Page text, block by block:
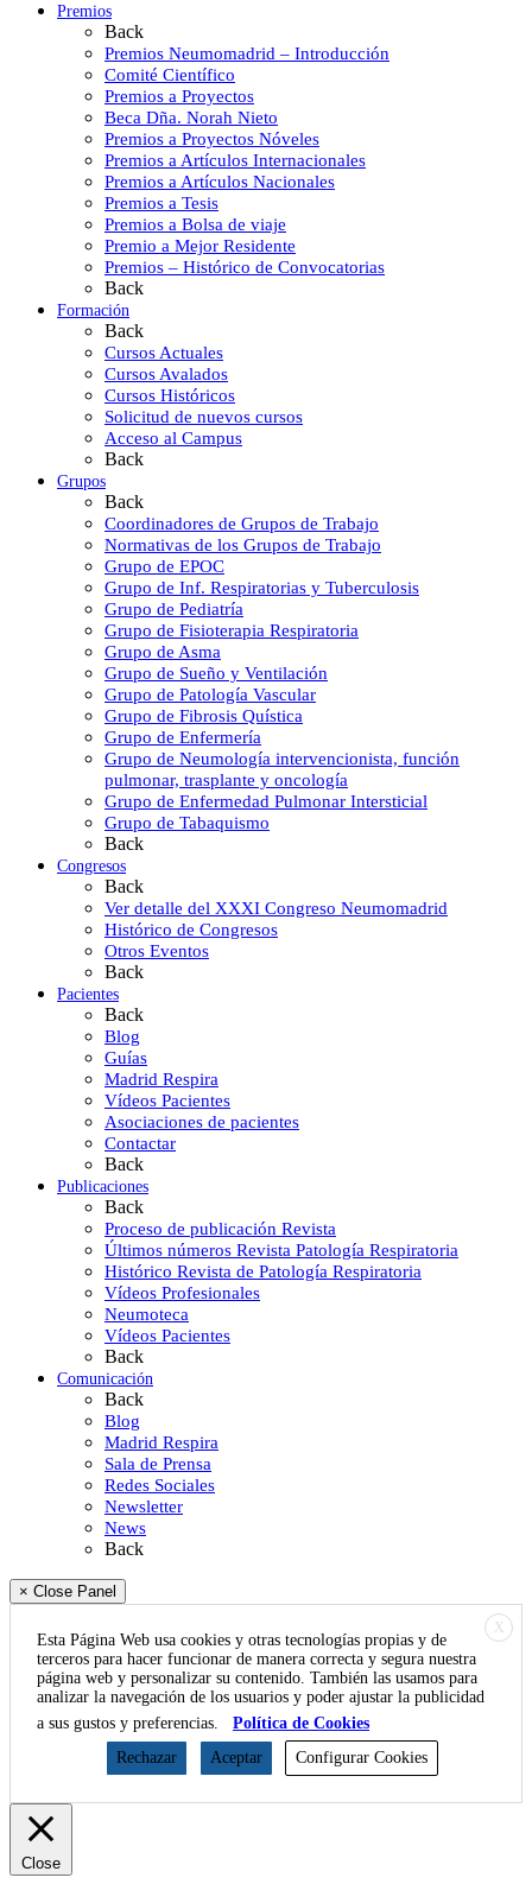
Premios
Back
Premios Neumomadrid – Introducción
Comité Científico
Premios a Proyectos
Beca Dña. Norah Nieto
Premios a Proyectos Nóveles
Premios a Artículos Internacionales
Premios a Artículos Nacionales
Premios a Tesis
Premios a Bolsa de viaje
Premio a Mejor Residente
Premios – Histórico de Convocatorias
Back
Formación
Back
Cursos Actuales
Cursos Avalados
Cursos Históricos
Solicitud de nuevos cursos
Acceso al Campus
Back
Grupos
Back
Coordinadores de Grupos de Trabajo
Normativas de los Grupos de Trabajo
Grupo de EPOC
Grupo de Inf. Respiratorias y Tuberculosis
Grupo de Pediatría
Grupo de Fisioterapia Respiratoria
Grupo de Asma
Grupo de Sueño y Ventilación
Grupo de Patología Vascular
Grupo de Fibrosis Quística
Grupo de Enfermería
Grupo de Neumología intervencionista, función
pulmonar, trasplante y oncología
Grupo de Enfermedad Pulmonar Intersticial
Grupo de Tabaquismo
Back
Congresos
Back
Ver detalle del XXXI Congreso Neumomadrid
Histórico de Congresos
Otros Eventos
Back
Pacientes
Back
Blog
Guías
Madrid Respira
Vídeos Pacientes
Asociaciones de pacientes
Contactar
Back
Publicaciones
Back
Proceso de publicación Revista
Últimos números Revista Patología Respiratoria
Histórico Revista de Patología Respiratoria
Vídeos Profesionales
Neumoteca
Vídeos Pacientes
Back
Comunicación
Back
Blog
Madrid Respira
Sala de Prensa
Redes Sociales
Newsletter
News
Back
× Close Panel
X
Esta Página Web usa cookies y otras tecnologías propias y de
terceros para hacer funcionar de manera correcta y segura nuestra
página web y personalizar su contenido. También las usamos para
analizar la navegación de los usuarios y poder ajustar la publicidad
a sus gustos y preferencias.
Política de Cookies
Rechazar
Aceptar Configurar Cookies
Close